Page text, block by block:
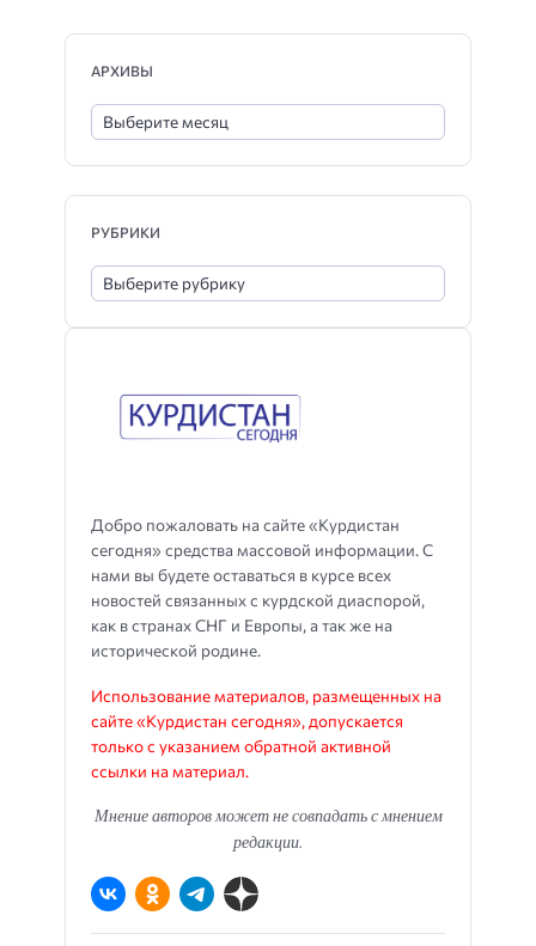
Добро пожаловать на сайте «Курдистан
сегодня» средства массовой информации. С
нами вы будете оставаться в курсе всех
новостей связанных с курдской диаспорой,
как в странах СНГ и Европы, а так же на
исторической родине.
Использование материалов, размещенных на
сайте «Курдистан сегодня», допускается
только с указанием обратной активной
ссылки на материал.
Мнение авторов может не совпадать с мнением
редакции.
АРХИВЫ
РУБРИКИ